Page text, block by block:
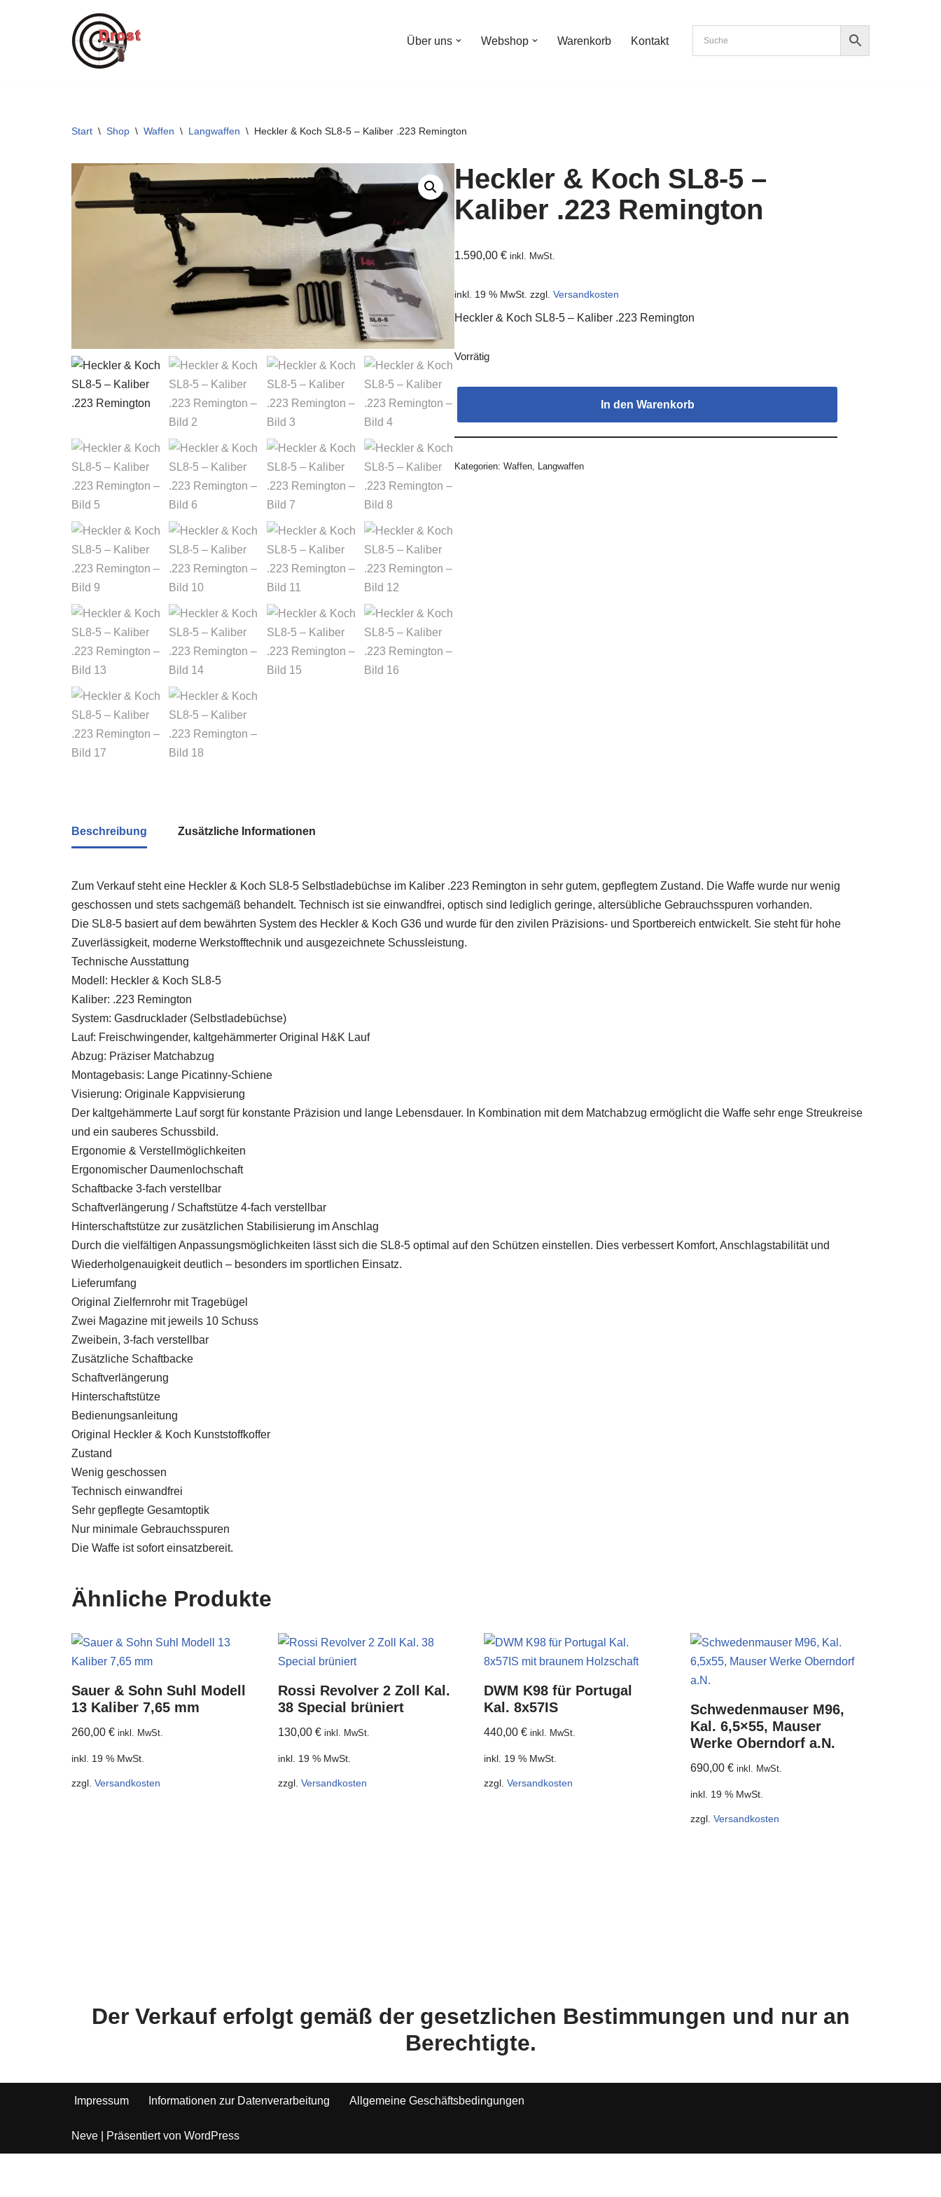
Über uns Webshop Warenkorb Kontakt
Start \ Shop \ Waffen \ Langwaffen \ Heckler & Koch SL8-5 – Kaliber .223 Remington
Heckler & Koch SL8-5 –
Kaliber .223 Remington
1.590,00€ inkl. MwSt.
inkl. 19 % MwSt. zzgl.Versandkosten
Heckler & Koch SL8-5 – Kaliber .223 Remington
Vorrätig
In den Warenkorb
Kategorien:Waffen, Langwaffen
Beschreibung Zusätzliche Informationen
Zum Verkauf steht eine Heckler & Koch SL8-5 Selbstladebüchse im Kaliber .223 Remington in sehr gutem, gepflegtem Zustand. Die Waffe wurde nur wenig
geschossen und stets sachgemäß behandelt. Technisch ist sie einwandfrei, optisch sind lediglich geringe, altersübliche Gebrauchsspuren vorhanden.
Die SL8-5 basiert auf dem bewährten System des Heckler & Koch G36 und wurde für den zivilen Präzisions- und Sportbereich entwickelt. Sie steht für hohe
Zuverlässigkeit, moderne Werkstofftechnik und ausgezeichnete Schussleistung.
Technische Ausstattung
Modell: Heckler & Koch SL8-5
Kaliber: .223 Remington
System: Gasdrucklader (Selbstladebüchse)
Lauf: Freischwingender, kaltgehämmerter Original H&K Lauf
Abzug: Präziser Matchabzug
Montagebasis: Lange Picatinny-Schiene
Visierung: Originale Kappvisierung
Der kaltgehämmerte Lauf sorgt für konstante Präzision und lange Lebensdauer. In Kombination mit dem Matchabzug ermöglicht die Waffe sehr enge Streukreise
und ein sauberes Schussbild.
Ergonomie & Verstellmöglichkeiten
Ergonomischer Daumenlochschaft
Schaftbacke 3-fach verstellbar
Schaftverlängerung / Schaftstütze 4-fach verstellbar
Hinterschaftstütze zur zusätzlichen Stabilisierung im Anschlag
Durch die vielfältigen Anpassungsmöglichkeiten lässt sich die SL8-5 optimal auf den Schützen einstellen. Dies verbessert Komfort, Anschlagstabilität und
Wiederholgenauigkeit deutlich – besonders im sportlichen Einsatz.
Lieferumfang
Original Zielfernrohr mit Tragebügel
Zwei Magazine mit jeweils 10 Schuss
Zweibein, 3-fach verstellbar
Zusätzliche Schaftbacke
Schaftverlängerung
Hinterschaftstütze
Bedienungsanleitung
Original Heckler & Koch Kunststoffkoffer
Zustand
Wenig geschossen
Technisch einwandfrei
Sehr gepflegte Gesamtoptik
Nur minimale Gebrauchsspuren
Die Waffe ist sofort einsatzbereit.
Ähnliche Produkte
Sauer & Sohn Suhl Modell
13 Kaliber 7,65 mm
260,00 € inkl. MwSt.
inkl. 19 % MwSt.
zzgl. Versandkosten
Rossi Revolver 2 Zoll Kal.
38 Special brüniert
130,00 € inkl. MwSt.
inkl. 19 % MwSt.
zzgl. Versandkosten
DWM K98 für Portugal
Kal. 8x57IS
440,00€ inkl. MwSt.
inkl. 19 % MwSt.
zzgl.Versandkosten
Schwedenmauser M96,
Kal. 6,5×55, Mauser
Werke Oberndorf a.N.
690,00€ inkl. MwSt.
inkl. 19 % MwSt.
zzgl.Versandkosten
Der Verkauf erfolgt gemäß der gesetzlichen Bestimmungen und nur an
Berechtigte.
Impressum Informationen zur Datenverarbeitung Allgemeine Geschäftsbedingungen
Neve | Präsentiert von WordPress